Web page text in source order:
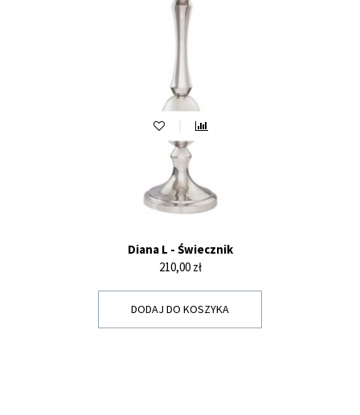
Diana L - Świecznik
Cena
210,00 zł
DODAJ DO KOSZYKA